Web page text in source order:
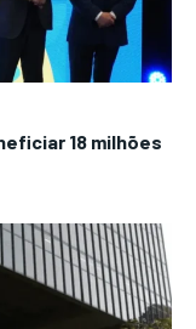
18 milhões